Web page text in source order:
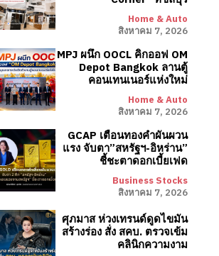
Home & Auto
สิงหาคม 7, 2026
MPJ ผนึก OOCL คิกออฟ OM
Depot Bangkok ลานตู้
คอนเทนเนอร์แห่งใหม่
Home & Auto
สิงหาคม 7, 2026
GCAP เตือนทองคำผันผวน
แรง จับตา”สหรัฐฯ-อิหร่าน”
ชี้ชะตาดอกเบี้ยเฟด
Business Stocks
สิงหาคม 7, 2026
ศุภมาส ห่วงเทรนด์ดูดไขมัน
สร้างร่อง สั่ง สคบ. ตรวจเข้ม
คลินิกความงาม